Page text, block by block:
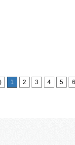
1 2 3 4 5 6